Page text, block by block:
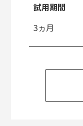
試用期間
3ヵ月